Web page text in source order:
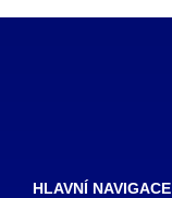
HLAVNÍ NAVIGACE